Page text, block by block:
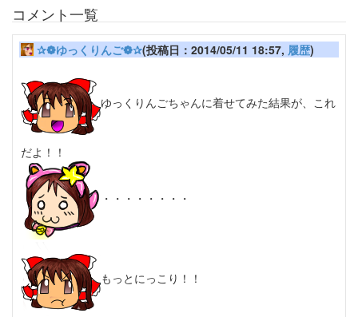
コメント一覧
✰❁ゆっくりんご❁✰(投稿日：2014/05/11 18:57, 履歴)
ゆっくりんごちゃんに着せてみた結果が、これ
だよ！！
・・・・・・・・
もっとにっこり！！